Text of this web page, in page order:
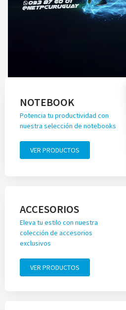
NOTEBOOK
Potencia tu productividad con
nuestra selección de notebooks
VER PRODUCTOS
ACCESORIOS
Eleva tu estilo con nuestra
colección de accesorios
exclusivos
VER PRODUCTOS